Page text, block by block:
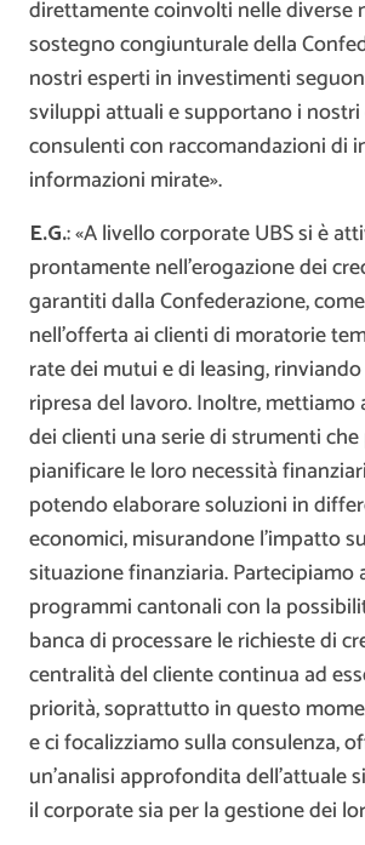
direttamente coinvolti nelle diverse
sostegno congiunturale della
nostri esperti in investimenti
sviluppi attuali e supportano i
consulenti con raccomandazioni di
informazioni mirate».
E.G.: «A livello corporate UBS si è
prontamente nell’erogazione dei
garantiti dalla Confederazione,
nell’offerta ai clienti di moratorie
rate dei mutui e di leasing,
ripresa del lavoro. Inoltre, mettiamo
dei clienti una serie di strumenti
pianificare le loro necessità
potendo elaborare soluzioni in
economici, misurandone l’impatto
situazione finanziaria. Partecipiamo
programmi cantonali con la
banca di processare le richieste di
centralità del cliente continua ad
priorità, soprattutto in questo
e ci focalizziamo sulla consulenza,
un’analisi approfondita dell’attuale
il corporate sia per la gestione dei